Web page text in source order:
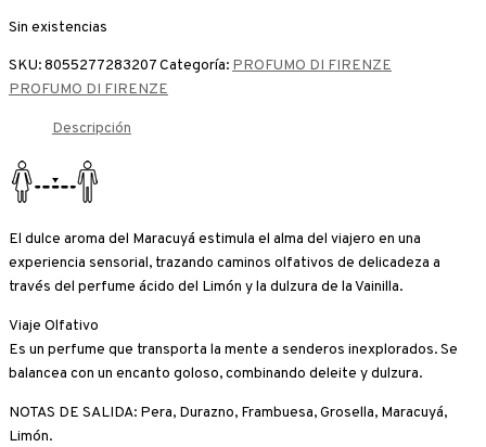
Sin existencias
SKU:8055277283207Categoría:PROFUMO DI FIRENZE
PROFUMO DI FIRENZE
Descripción
El dulce aroma del Maracuyá estimula el alma del viajero en una
experiencia sensorial, trazando caminos olfativos de delicadeza a
través del perfume ácido del Limón y la dulzura de la Vainilla.
Viaje Olfativo
Es un perfume que transporta la mente a senderos inexplorados. Se
balancea con un encanto goloso, combinando deleite y dulzura.
NOTAS DE SALIDA: Pera, Durazno, Frambuesa, Grosella, Maracuyá,
Limón.